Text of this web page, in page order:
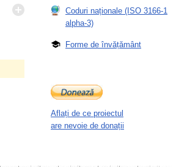
Coduri naționale (ISO 3166-1
alpha-3)
Forme de învățământ
Aflați de ce proiectul
are nevoie de donații